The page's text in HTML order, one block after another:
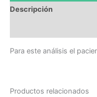
Descripción
Para este análisis el
Productos relacionados